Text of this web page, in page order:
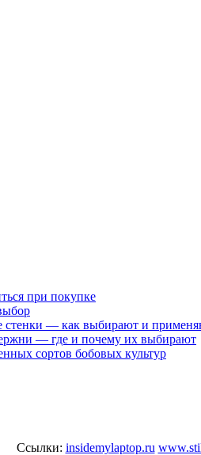
при покупке
— как выбирают и
— где и почему их выбирают
сортов бобовых культур
Ссылки: insidemylaptop.ru